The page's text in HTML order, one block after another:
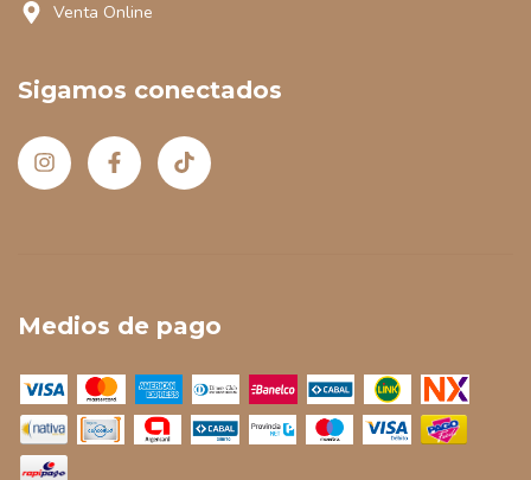
Venta Online
Sigamos conectados
Medios de pago